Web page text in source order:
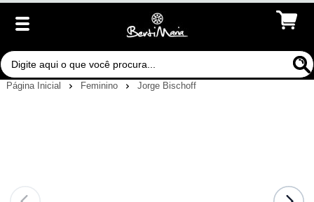
Página Inicial Feminino Jorge Bischoff